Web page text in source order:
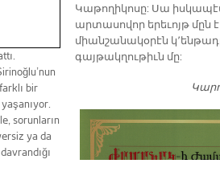
bir
sorunların
ya da
Կաթողիկոսը: Սա
արտասովոր երեւոյթ մըն է
միանշանակօրէն
գայթակղութիւն մը: